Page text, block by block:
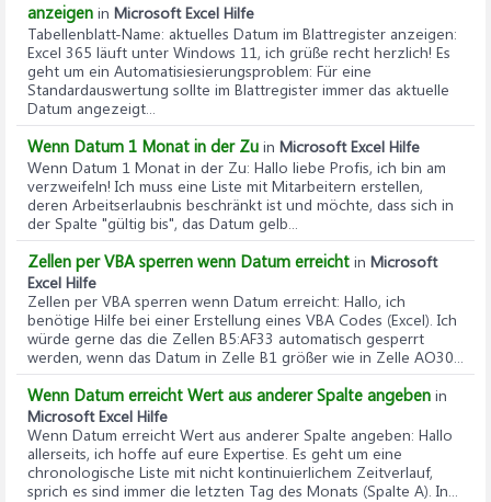
anzeigen in Microsoft Excel Hilfe
Tabellenblatt-Name: aktuelles Datum im Blattregister anzeigen:
Excel 365 läuft unter Windows 11, ich grüße recht herzlich! Es
geht um ein Automatisiesierungsproblem: Für eine
Standardauswertung sollte im Blattregister immer das aktuelle
Datum angezeigt...
Wenn Datum 1 Monat in der Zu in Microsoft Excel Hilfe
Wenn Datum 1 Monat in der Zu: Hallo liebe Profis, ich bin am
verzweifeln! Ich muss eine Liste mit Mitarbeitern erstellen,
deren Arbeitserlaubnis beschränkt ist und möchte, dass sich in
der Spalte "gültig bis", das Datum gelb...
Zellen per VBA sperren wenn Datum erreicht in Microsoft
Excel Hilfe
Zellen per VBA sperren wenn Datum erreicht: Hallo, ich
benötige Hilfe bei einer Erstellung eines VBA Codes (Excel). Ich
würde gerne das die Zellen B5:AF33 automatisch gesperrt
werden, wenn das Datum in Zelle B1 größer wie in Zelle AO30...
Wenn Datum erreicht Wert aus anderer Spalte angeben in
Microsoft Excel Hilfe
Wenn Datum erreicht Wert aus anderer Spalte angeben: Hallo
allerseits, ich hoffe auf eure Expertise. Es geht um eine
chronologische Liste mit nicht kontinuierlichem Zeitverlauf,
sprich es sind immer die letzten Tag des Monats (Spalte A). In...